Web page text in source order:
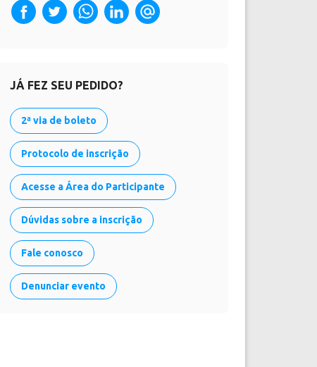
JÁ FEZ SEU PEDIDO?
2ª via de boleto
Protocolo de inscrição
Acesse a Área do Participante
Dúvidas sobre a inscrição
Fale conosco
Denunciar evento